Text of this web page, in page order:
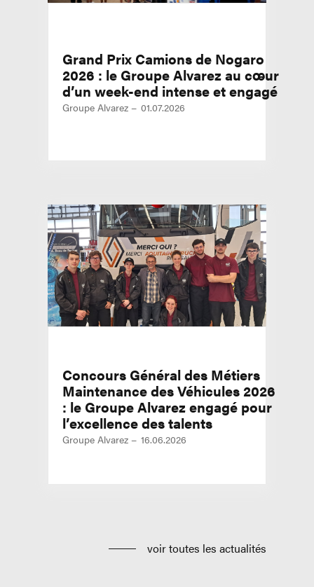
Grand Prix Camions de Nogaro
2026 : le Groupe Alvarez au cœur
d’un week-end intense et engagé
Groupe Alvarez 01.07.2026
Concours Général des Métiers
Maintenance des Véhicules 2026
: le Groupe Alvarez engagé pour
l’excellence des talents
Groupe Alvarez 16.06.2026
voir toutes les actualités